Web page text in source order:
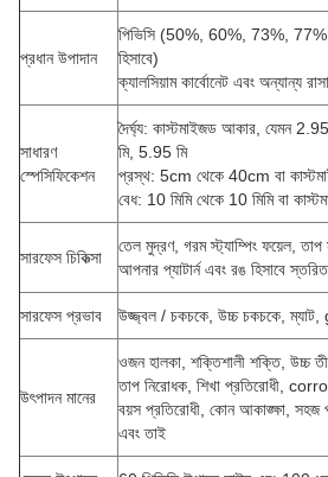
প্রধান উপাদান
পিভিসি (50%, 60%, 73%,
হিসাবে)
ক্যালসিয়াম কার্বোনেট এবং অন্যান্য
সাধারণ
স্পেসিফিকেশন
দৈর্ঘ্য: কাস্টমাইজড আকার, যেমন
মি, 5.95 মি
প্রস্থ: 5cm থেকে 40cm বা
বেধ: 10 মিমি থেকে 10 মিমি বা
সারফেস চিকিত্সা
তেল মুদ্রণ, গরম স্ট্যাম্পিং ফয়েল, তাপ
আপনার প্যাটার্ন এবং রঙ হিসাবে
সারফেস প্রভাব উজ্জ্বল / চকচকে, উচ্চ চকচকে,
উৎপাদন মানের
ওজন হালকা, শক্তিশালী শক্তি, উচ্চ
তাপ নিরোধক, শিখা প্রতিরোধী,
বয়স প্রতিরোধী, কোন আকাঙ্ক্ষা, সহজ
এবং তাই